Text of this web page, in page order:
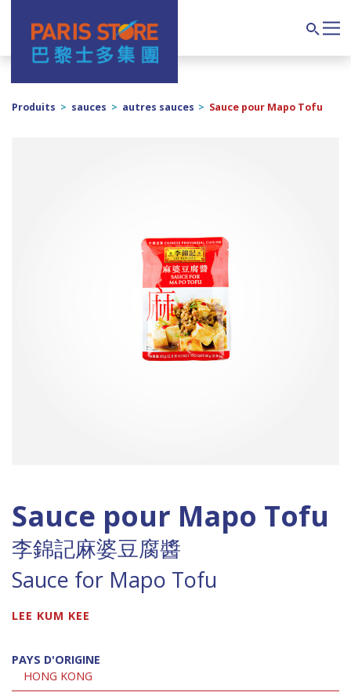
Navigation principale
Produits > sauces > autres sauces > Sauce pour Mapo Tofu
Sauce pour Mapo Tofu
李錦記麻婆豆腐醬
Sauce for Mapo Tofu
LEE KUM KEE
PAYS D'ORIGINE
HONG KONG